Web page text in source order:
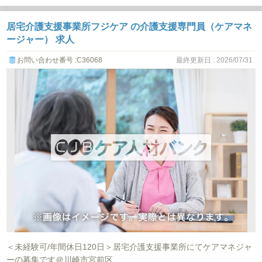
居宅介護支援事業所フジケア の介護支援専門員（ケアマネ
ージャー） 求人
お問い合わせ番号 :C36068 最終更新日 : 2026/07/31
＜未経験可/年間休日120日＞居宅介護支援事業所にてケアマネジャ
ーの募集です＠川崎市宮前区